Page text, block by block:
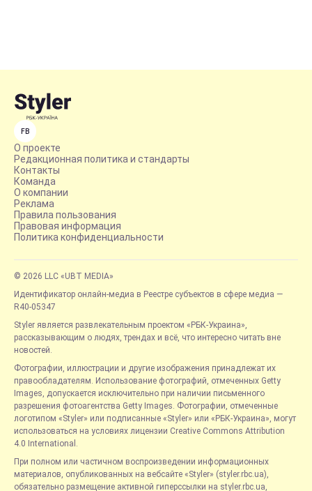
FB
О проекте
Редакционная политика и стандарты
Контакты
Команда
О компании
Реклама
Правила пользования
Правовая информация
Политика конфиденциальности
© 2026 LLC «UBT MEDIA»
Идентификатор онлайн-медиа в Реестре субъектов в сфере медиа —
R40-05347
Styler является развлекательным проектом «РБК-Украина»,
рассказывающим о людях, трендах и всё, что интересно читать вне
новостей.
Фотографии, иллюстрации и другие изображения принадлежат их
правообладателям. Использование фотографий, отмеченных Getty
Images, допускается исключительно при наличии письменного
разрешения фотоагентства Getty Images. Фотографии, отмеченные
логотипом «Styler» или подписанные «Styler» или «РБК-Украина», могут
использоваться на условиях лицензии Creative Commons Attribution
4.0 International.
При полном или частичном воспроизведении информационных
материалов, опубликованных на вебсайте «Styler» (styler.rbc.ua),
обязательно размещение активной гиперссылки на styler.rbc.ua,